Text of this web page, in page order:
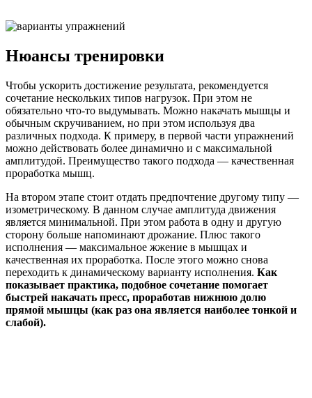
Нюансы тренировки
Чтобы ускорить достижение результата, рекомендуется
сочетание нескольких типов нагрузок. При этом не
обязательно что-то выдумывать. Можно накачать мышцы и
обычным скручиванием, но при этом используя два
различных подхода. К примеру, в первой части упражнений
можно действовать более динамично и с максимальной
амплитудой. Преимущество такого подхода — качественная
проработка мышц.
На втором этапе стоит отдать предпочтение другому типу —
изометрическому. В данном случае амплитуда движения
является минимальной. При этом работа в одну и другую
сторону больше напоминают дрожание. Плюс такого
исполнения — максимальное жжение в мышцах и
качественная их проработка. После этого можно снова
переходить к динамическому варианту исполнения. Как
показывает практика, подобное сочетание помогает
быстрей накачать пресс, проработав нижнюю долю
прямой мышцы (как раз она является наиболее тонкой и
слабой).